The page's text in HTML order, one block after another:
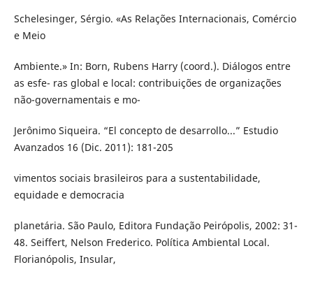
Schelesinger, Sérgio. «As Relações Internacionais, Comércio
e Meio
Ambiente.» In: Born, Rubens Harry (coord.). Diálogos entre
as esfe- ras global e local: contribuições de organizações
não-governamentais e mo-
Jerônimo Siqueira. “El concepto de desarrollo...” Estudio
Avanzados 16 (Dic. 2011): 181-205
vimentos sociais brasileiros para a sustentabilidade,
equidade e democracia
planetária. São Paulo, Editora Fundação Peirópolis, 2002: 31-
48. Seiffert, Nelson Frederico. Política Ambiental Local.
Florianópolis, Insular,